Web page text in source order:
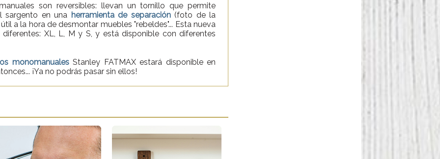
son reversibles: llevan un tornillo que permite
sargento en una herramienta de separación (foto de la
a la hora de desmontar muebles "rebeldes"... Esta nueva
XL, L, M y S, y está disponible con diferentes
monomanualesStanley FATMAX estará disponible en
¡Ya no podrás pasar sin ellos!